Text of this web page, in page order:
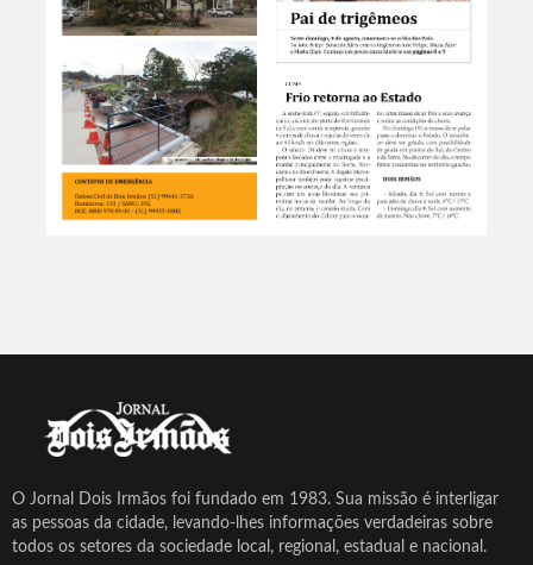
O Jornal Dois Irmãos foi fundado em 1983. Sua missão é interligar
as pessoas da cidade, levando-lhes informações verdadeiras sobre
todos os setores da sociedade local, regional, estadual e nacional.